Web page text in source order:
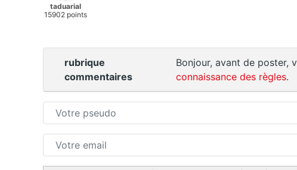
taduarial
15902 points
rubrique
commentaires
Bonjour, avant de poster,
connaissance des règles.